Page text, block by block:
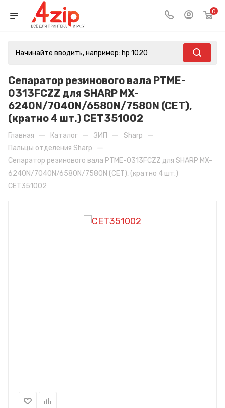
0
Сепаратор резинового вала PTME-
0313FCZZ для SHARP MX-
6240N/7040N/6580N/7580N (CET),
(кратно 4 шт.) CET351002
Главная — Каталог — ЗИП — Sharp —
Пальцы отделения Sharp —
Сепаратор резинового вала PTME-0313FCZZ для SHARP MX-
6240N/7040N/6580N/7580N (CET), (кратно 4 шт.)
CET351002